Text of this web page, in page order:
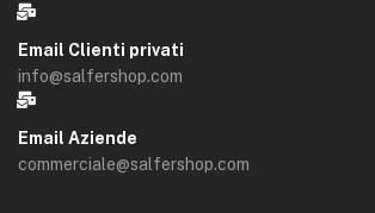
Email Clienti privati
info@salfershop.com
Email Aziende
commerciale@salfershop.com